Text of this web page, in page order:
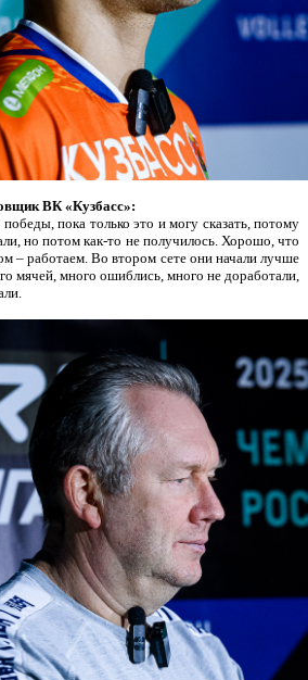
ВК «Кузбасс»:
пока только это и могу сказать, потому
но потом как-то не получилось. Хорошо, что
– работаем. Во втором сете они начали лучше
мячей, много ошиблись, много не доработали,